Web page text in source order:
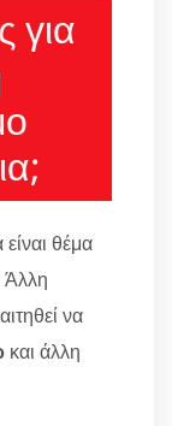
για
θέμα
Άλλη
να
και άλλη